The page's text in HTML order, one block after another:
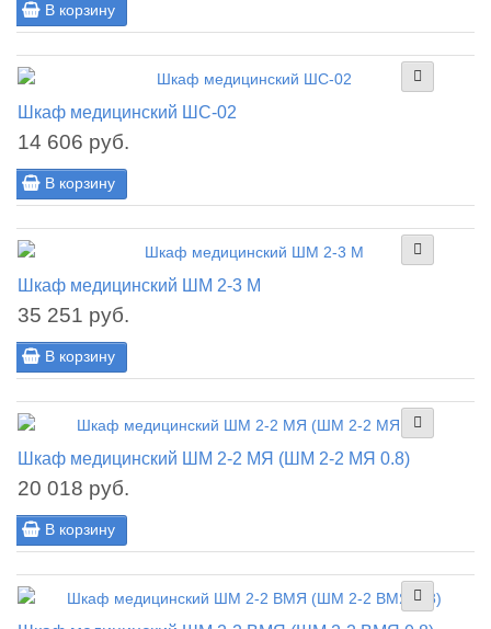
В корзину
Шкаф медицинский ШС-02
14 606 руб.
В корзину
Шкаф медицинский ШМ 2-3 М
35 251 руб.
В корзину
Шкаф медицинский ШМ 2-2 МЯ (ШМ 2-2 МЯ 0.8)
20 018 руб.
В корзину